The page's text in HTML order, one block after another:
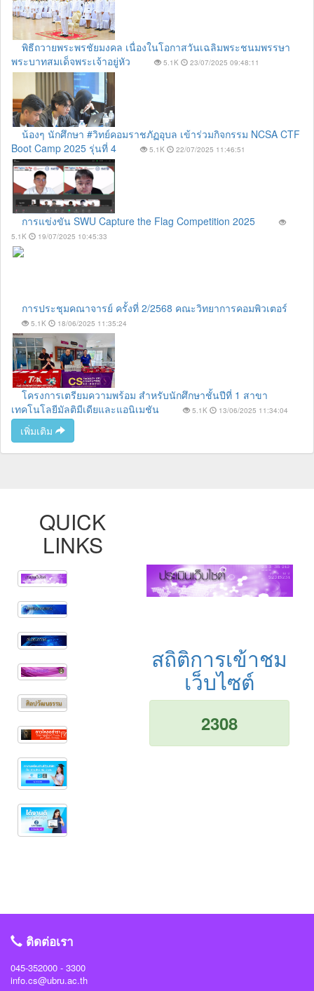
พิธีถวายพระพรชัยมงคล เนื่องในโอกาสวันเฉลิมพระชนมพรรษา
พระบาทสมเด็จพระเจ้าอยู่หัว
5.1K 23/07/2025 09:48:11
น้องๆ นักศึกษา #วิทย์คอมราชภัฏอุบล เข้าร่วมกิจกรรม NCSA CTF
Boot Camp 2025 รุ่นที่ 4
5.1K 22/07/2025 11:46:51
การแข่งขัน SWU Capture the Flag Competition 2025
5.1K 19/07/2025 10:45:33
การประชุมคณาจารย์ ครั้งที่ 2/2568 คณะวิทยาการคอมพิวเตอร์
5.1K 18/06/2025 11:35:24
โครงการเตรียมความพร้อม สำหรับนักศึกษาชั้นปีที่ 1 สาขา
เทคโนโลยีมัลติมีเดียและแอนิเมชัน
5.1K 13/06/2025 11:34:04
เพิ่มเติม
QUICK
LINKS
สถิติการเข้าชม
เว็บไซต์
2308
ติดต่อเรา
045-352000 - 3300
info.cs@ubru.ac.th